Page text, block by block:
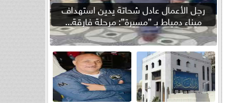
رجل الأعمال عادل شحاتة يدين استهداف
ميناء دمياط بـ ”مسيرة”: مرحلة فارقة...